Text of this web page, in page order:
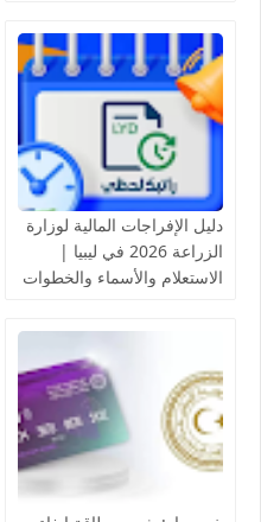
دليل الإفراجات المالية لوزارة
الزراعة 2026 في ليبيا |
الاستعلام والأسماء والخطوات